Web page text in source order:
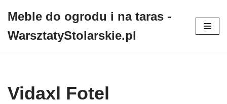
do
Meble do ogrodu i na taras -
WarsztatyStolarskie.pl
Vidaxl Fotel